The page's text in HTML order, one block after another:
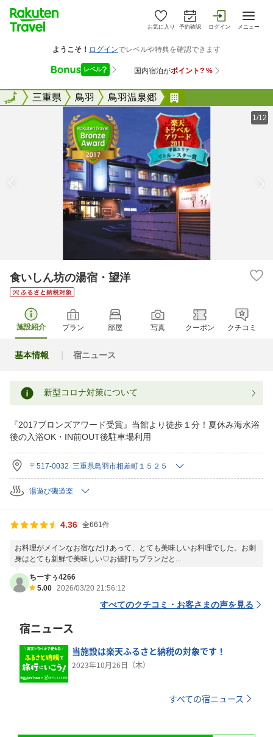
お気に入り 予約確認 ログイン メニュー
全国三重県 鳥羽 鳥羽温泉郷
全国
1/12
食いしん坊の湯宿・望洋
施設紹介 プラン 部屋 写真 クーポン クチコミ
基本情報 宿ニュース
新型コロナ対策について
『2017ブロンズアワード受賞』当館より徒歩１分！夏休み海水浴
後の入浴OK・IN前OUT後駐車場利用
〒517-0032 三重県鳥羽市相差町１５２５
湯遊び磯道楽
4.36 全661件
お料理がメインなお宿なだけあって、とても美味しいお料理でした。お刺
身はとても新鮮で美味しい♡お値打ちプランだと...
ちーすぅ4266
5.00 2026/03/20 21:56:12
すべてのクチコミ・お客さまの声を見る
宿ニュース
当施設は楽天ふるさと納税の対象です！
2023年10月26日（木）
すべての宿ニュース